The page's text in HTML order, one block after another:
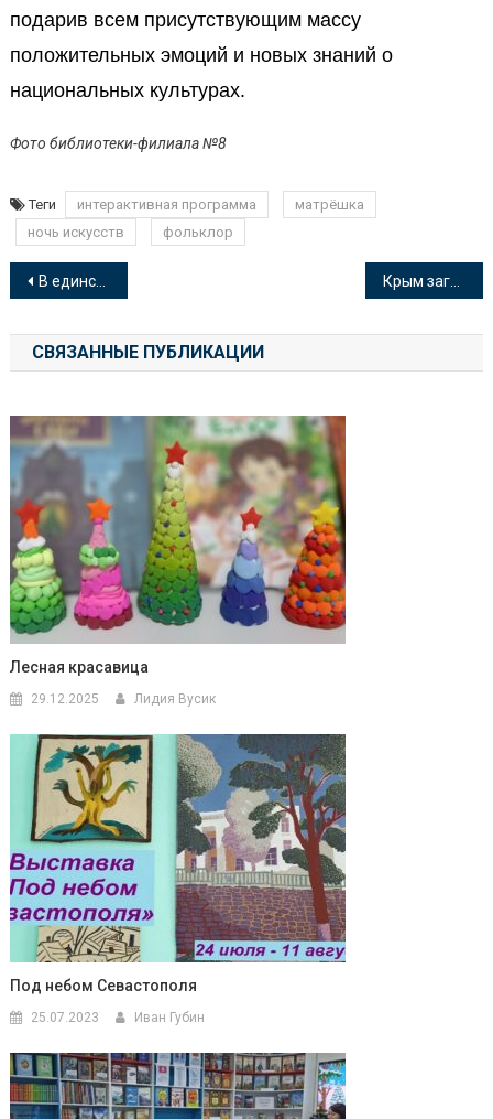
подарив всем присутствующим массу
положительных эмоций и новых знаний о
национальных культурах.
Фото библиотеки-филиала №8
Теги интерактивная программа
матрёшка
ночь искусств
фольклор
Навигация
по
записям
В единстве наша сила Крым загадочный и интересный
СВЯЗАННЫЕ ПУБЛИКАЦИИ
Лесная красавица
29.12.2025 Лидия Вусик
Под небом Севастополя
25.07.2023 Иван Губин